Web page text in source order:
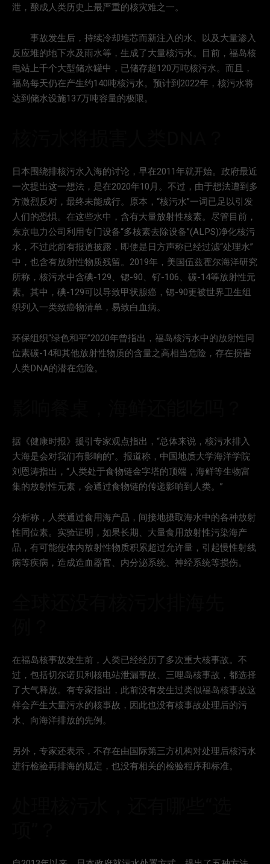
泄，酿成人类历史上最严重的核灾难之一。
事故发生后，持续冷却堆芯而新注入的水、以及大量渗入
反应堆的地下水及雨水等，生成了大量核污水。目前，福岛核
电站上千个大型储水罐中，已储存超120万吨核污水。而且，
福岛每天仍在产生约140吨核污水。预计到2022年，核污水将
达到储水设施137万吨容量的极限。
日本围绕排核污水入海的讨论，早在2011年就开始。政府最近
一次提出这一想法，是在2020年10月。不过，由于想法遭到多
方激烈反对，最终未能成行。原本，“核污水”一词已足以引发
人们的恐惧。在这些水中，含有大量放射性核素。尽管目前，
东京电力公司利用专门设备“多核素去除设备”(ALPS)净化核污
水，不过此前有报道披露，即使是日方声称已经过滤“处理水”
中，也含有放射性物质残留。2019年，美国伍兹霍尔海洋研究
所称，核污水中含碘-129、锶-90、钌-106、碳-14等放射性元
素。其中，碘-129可以导致甲状腺癌，锶-90更被世界卫生组
织列入一类致癌物清单，易致白血病。
环保组织“绿色和平”2020年曾指出，福岛核污水中的放射性同
位素碳-14和其他放射性物质的含量之高相当危险，存在损害
人类DNA的潜在危险。
据《健康时报》援引专家观点指出，“总体来说，核污水排入
大海是会对我们有影响的”。报道称，中国地质大学海洋学院
刘恩涛指出，“人类处于食物链金字塔的顶端，海鲜等生物富
集的放射性元素，会通过食物链的传递影响到人类。”
分析称，人类通过食用海产品，间接地摄取海水中的各种放射
性同位素。实验证明，如果长期、大量食用放射性污染海产
品，有可能使体内放射性物质积累超过允许量，引起慢性射线
病等疾病，造成造血器官、内分泌系统、神经系统等损伤。
在福岛核事故发生前，人类已经经历了多次重大核事故。不
过，包括切尔诺贝利核电站泄漏事故、三哩岛核事故，都选择
了大气释放。有专家指出，此前没有发生过类似福岛核事故这
样会产生大量污水的核事故，因此也没有核事故处理后的污
水、向海洋排放的先例。
另外，专家还表示，不存在由国际第三方机构对处理后核污水
进行检验再排海的规定，也没有相关的检验程序和标准。